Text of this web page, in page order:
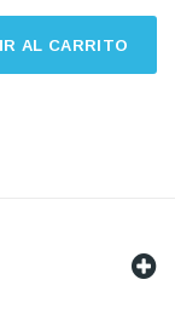
AL CARRITO